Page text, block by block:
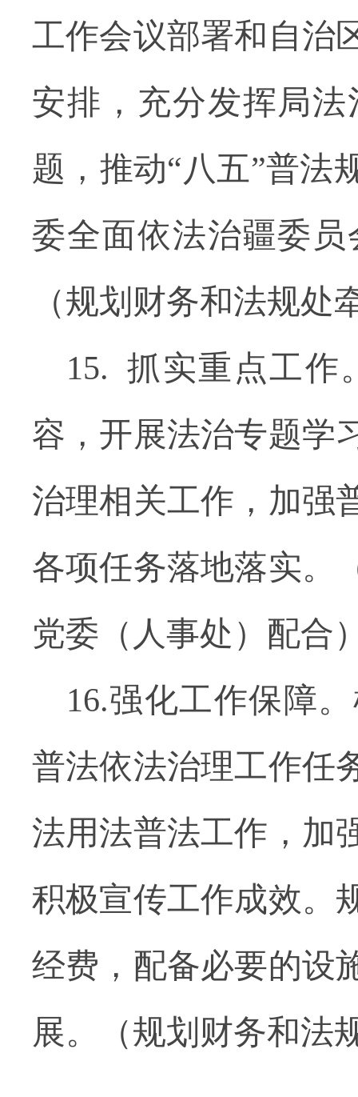
工作会议部署和自治
安排，充分发挥局
题，推动“八五”普法
委全面依法治疆委
（规划财务和法规
15. 抓实重点工作
容，开展法治专题学
治理相关工作，加强
各项任务落地落实。
党委（人事处）配合
16.强化工作保障
普法依法治理工作任
法用法普法工作，加
积极宣传工作成效。
经费，配备必要的设
展。（规划财务和法